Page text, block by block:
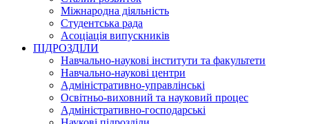
Міжнародна діяльність
Студентська рада
Асоціація випускників
ПІДРОЗДІЛИ
Навчально-наукові інститути та факультети
Навчально-наукові центри
Адміністративно-управлінські
Освітньо-виховний та науковий процес
Адміністративно-господарські